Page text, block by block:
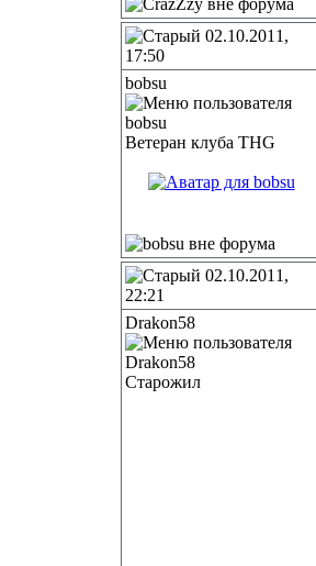
02.10.2011,
17:50
bobsu
Ветеран клуба THG
02.10.2011,
22:21
Drakon58
Старожил